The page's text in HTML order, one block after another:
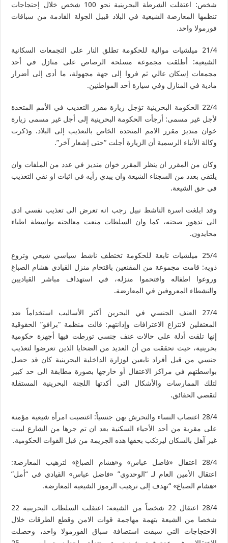
شخص: اعتقلت الشرطة البحرينية نحو 100 شخص خلال إحتجاجات
تنظمها المعارضة الشيعية في البلاد قبيل الجولة القادمة من سباقات
فورمولا واحد.
21/4 ميلشيات موالية للحكومة تطلق النار على التجمعات السكانية
الشيعية: أطلقت مجموعة مسلحة الرصاص على منازل في أحد
مجمعات إسكان عالي ثم فروا إلى جهة مجهولة، ما أدى إلى أضرار
مادية في المنازل وفي سيارة أحد المواطنين.
22/4 الحكومة البحرينية تؤجل زيارة مقرر التعذيب في الأمم المتحدة
لأجل غير مسمى: أرجأت الحكومة البحرينية إلى أجل غير مسمى زيارة
خوان منديز مقرر الامم المتحدة الخاص بالتعذيب إلى البلاد. وذكرت
وكالة الأنباء الرسمية أن الزيارة أجلت “حتى إشعار آخر”.
وكان من المقرر ان ينظر المقرر خوان منديز في عدد من الملفات وان
يلتقي بعدد من السجناء الشيعة وان يبدي رأيه في اثبات او نفي التعذيب
في حق الشيعة.
وقد ابلغت اسرة الناشط نبيل رجب انه تعرض الى تعذيب نفسي ادى
الى تدهور صحته، كما وان السلطات منعت معالجته بواسطة اطباء
محايدون.
25/4 ميلشيات تابعة للحكومة تختطف ناشط سياسي شيعي وتروع
ذويه: قامت مجموعة من المقنعين باقتحام منزل القيادي هشام الصباغ
وروعوا اطفاله واقتحموا منزله، في استهداف مباشر القياديين
والنشطاء المعروفين في المعارضة.
27/4 العنف الجنسي في البحرين أكثر الأساليب استخداماً ضد
المعتقلين لانتزاع الاعترافات وإدانتهم: قالت منظمة “برافو” الحقوقية
إنها تلقت أدلة على حالات عنف جنسي تورطت فيها أجهزة حكومية
بحرينية، حيث تحققت من أن العديد من الضحايا الذين تعرضوا لتعذيب
جنسي من قبل أفراد تابعين لوزارة الداخلية البحرينية كان قد حصل
بواسطتهم في مراكز الاعتقال أو خارجها بصورة مطابقة الى حد كبير
لتلك الممارسات والأشكال التي أكدتها اللجنة البحرينية المستقلة
لتقصي الحقائق.
28/4 اغتصاب النساء والتحرش بهن جنسياً: اغتصبت امرأة شيعية مؤمنة
على مقربة من أحد الأحياء السكنية بعد ان تم جرها من الشارع لبيت
غير آهل بالسكان ليرتكب بحقها هذه الجريمة من قبل القوات الحكومية.
28/4 اعتقال «فاضل عباس» و«هشام الصباغ» لترهيب المعارضة:
اعتقال الأمين العام لـ “الوحدوي” «فاضل عباس» القيادي في “أمل”
«هشام الصباغ» “تهدف إلى ترهيب الرموز الشيعية المعارضة.
28/4 اعتقال 22 شخصاً من الشيعة: اعتقلت السلطات البحرينية 22
شخصا من الشيعة بتهمة مهاجمة قوات الامن وقطع الطرقات خلال
الاحتجاجات التي سبقت استضافة سباق الفورمولا واحد، وحصلت